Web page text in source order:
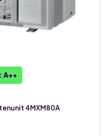
A++
4MXM80A